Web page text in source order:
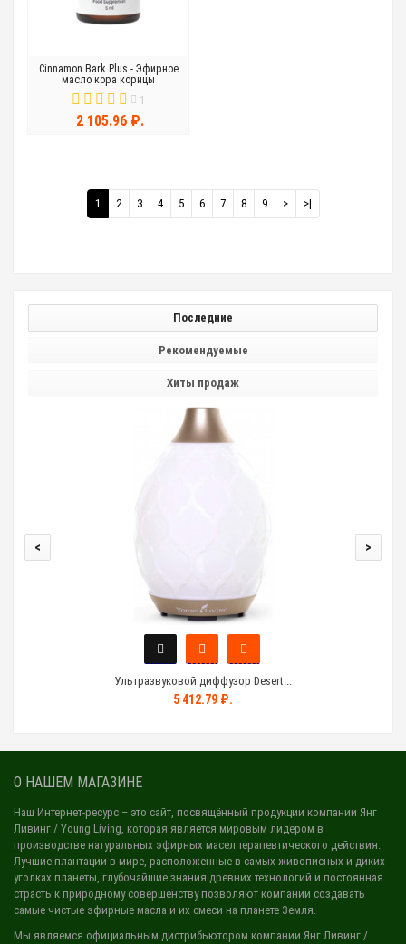
Cinnamon Bark Plus - Эфирное
масло кора корицы
1
2 105.96 ₽.
1 2 3 4 5 6 7 8 9 > >|
Последние
Рекомендуемые
Хиты продаж
Ультразвуковой диффузор Desert...
5 412.79 ₽.
< >
О НАШЕМ МАГАЗИНЕ
Наш Интернет-ресурс – это сайт, посвящённый продукции компании Янг
Ливинг / Young Living, которая является мировым лидером в
производстве натуральных эфирных масел терапевтического действия.
Лучшие плантации в мире, расположенные в самых живописных и диких
уголках планеты, глубочайшие знания древних технологий и постоянная
страсть к природному совершенству позволяют компании создавать
самые чистые эфирные масла и их смеси на планете Земля.
Мы являемся официальным дистрибьютором компании Янг Ливинг /